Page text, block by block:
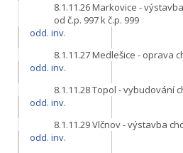
8.1.11.26Markovice -
od č.p. 997 k č.p. 999
odd. inv.
8.1.11.27Medlešice - oprava
odd. inv.
8.1.11.28Topol - vybudování
odd. inv.
8.1.11.29Vlčnov - výstavba
odd. inv.